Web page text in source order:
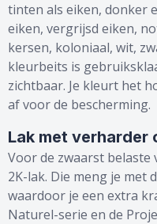
tinten als eiken, donker
eiken, vergrijsd eiken,
kersen, koloniaal, wit,
kleurbeits is
zichtbaar. Je kleurt het
af voor de bescherming.
Lak met verharder
Voor de zwaarst
2K-lak. Die meng je met
waardoor je een extra
Naturel-serie en de